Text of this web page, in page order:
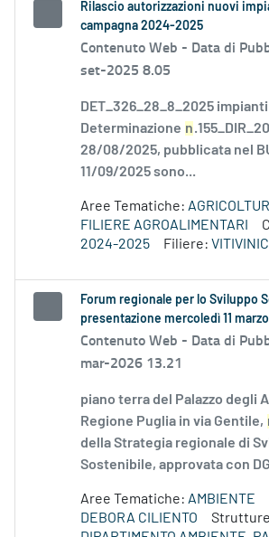
Rilascio autorizzazioni nuovi
campagna 2024-2025
Contenuto Web - Data di
set-2025 8.05
DET_326_28_8_2025
Determinazione n
28/08/2025, pubblicata nel
11/09/2025 sono...
Aree Tematiche:
FILIERE AGROALIMENTARI
2024-2025
Filiere:
Forum regionale per lo Sviluppo
presentazione mercoledì 11
Contenuto Web - Data di
mar-2026 13.21
piano terra del Palazzo degli
Regione Puglia in via Gentile,
della Strategia regionale di
Sostenibile, approvata con
Aree Tematiche: AMBIENTE
DEBORA CILIENTO